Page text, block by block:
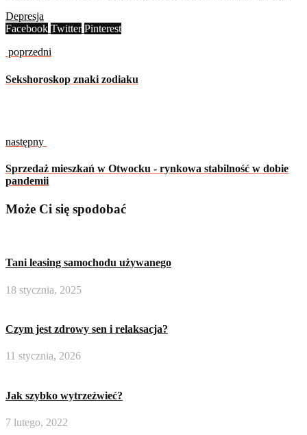
Depresja
Facebook Twitter Pinterest
poprzedni
Sekshoroskop znaki zodiaku
następny
Sprzedaż mieszkań w Otwocku - rynkowa stabilność w dobie
pandemii
Może Ci się spodobać
Tani leasing samochodu używanego
18 stycznia, 2025
Czym jest zdrowy sen i relaksacja?
11 stycznia, 2026
Jak szybko wytrzeźwieć?
7 lutego, 2022